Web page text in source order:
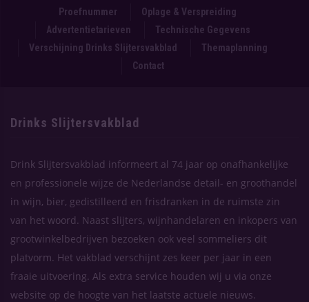
Proefnummer
Oplage & Verspreiding
Advertentietarieven
Technische Gegevens
Verschijning Drinks Slijtersvakblad
Themaplanning
Contact
Drinks Slijtersvakblad
Drink Slijtersvakblad informeert al 74 jaar op onafhankelijke
en professionele wijze de Nederlandse detail- en groothandel
in wijn, bier, gedistilleerd en frisdranken in de ruimste zin
van het woord. Naast slijters, wijnhandelaren en inkopers van
grootwinkelbedrijven bezoeken ook veel sommeliers dit
platvorm. Het vakblad verschijnt zes keer per jaar in een
fraaie uitvoering. Als extra service houden wij u via onze
website op de hoogte van het laatste actuele nieuws.